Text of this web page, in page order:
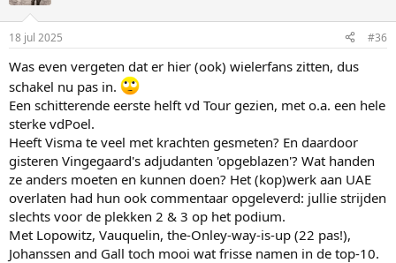
18 jul 2025 #36
Was even vergeten dat er hier (ook) wielerfans zitten, dus
schakel nu pas in.
Een schitterende eerste helft vd Tour gezien, met o.a. een hele
sterke vdPoel.
Heeft Visma te veel met krachten gesmeten? En daardoor
gisteren Vingegaard's adjudanten 'opgeblazen'? Wat handen
ze anders moeten en kunnen doen? Het (kop)werk aan UAE
overlaten had hun ook commentaar opgeleverd: jullie strijden
slechts voor de plekken 2 & 3 op het podium.
Met Lopowitz, Vauquelin, the-Onley-way-is-up (22 pas!),
Johanssen and Gall toch mooi wat frisse namen in de top-10.